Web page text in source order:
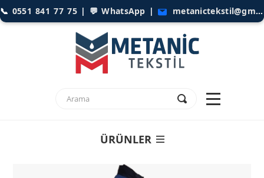
📞 0551 841 77 75| 💬WhatsApp | metanictekstil@gmail.com
ÜRÜNLER